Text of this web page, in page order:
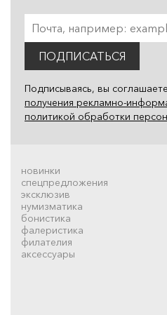
ПОДПИСАТЬСЯ
Подписываясь, вы
получения рекламно-
политикой обработки
новинки
спецпредложения
эксклюзив
нумизматика
бонистика
фалеристика
филателия
аксессуары